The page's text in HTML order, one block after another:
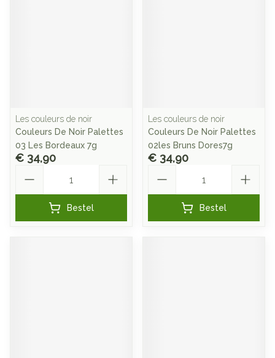
Les couleurs de noir
Couleurs De Noir Palettes
03 Les Bordeaux 7g
€ 34,90
Bestel
Les couleurs de noir
Couleurs De Noir Palettes
02les Bruns Dores7g
€ 34,90
Bestel